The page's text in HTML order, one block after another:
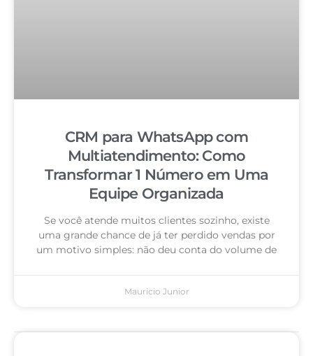
CRM para WhatsApp com
Multiatendimento: Como
Transformar 1 Número em Uma
Equipe Organizada
Se você atende muitos clientes sozinho, existe
uma grande chance de já ter perdido vendas por
um motivo simples: não deu conta do volume de
Mauricio Junior